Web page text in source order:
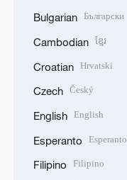
Bulgarian Български
Cambodian ខ្មែរ
Croatian Hrvatski
Czech Český
English English
Esperanto Esperanto
Filipino Filipino